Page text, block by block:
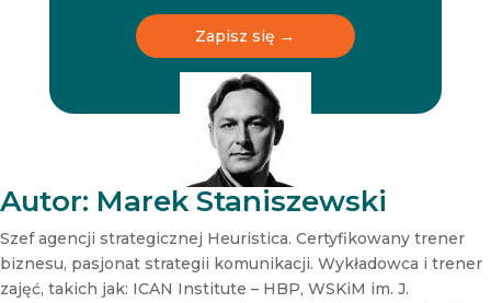
e
t
t
e
r
e
t
t
e
r
N
e
w
s
l
t
t
e
Zapisz się →
Autor: Marek Staniszewski
Szef agencji strategicznej Heuristica. Certyfikowany trener
biznesu, pasjonat strategii komunikacji. Wykładowca i trener
zajęć, takich jak: ICAN Institute – HBP, WSKiM im. J.